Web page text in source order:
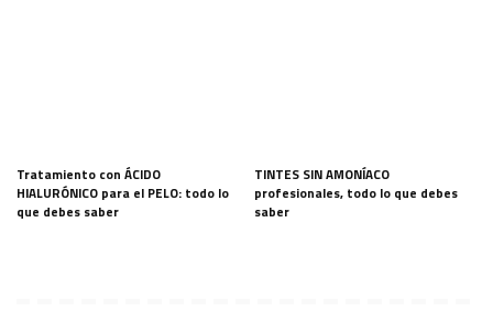
Tratamiento con ÁCIDO
HIALURÓNICO para el PELO: todo lo
que debes saber
TINTES SIN AMONÍACO
profesionales, todo lo que debes
saber